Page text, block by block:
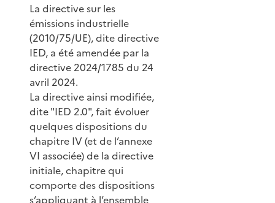
La directive sur les
émissions industrielle
(2010/75/UE), dite directive
IED, a été amendée par la
directive 2024/1785 du 24
avril 2024.
La directive ainsi modifiée,
dite "IED 2.0", fait évoluer
quelques dispositions du
chapitre IV (et de l’annexe
VI associée) de la directive
initiale, chapitre qui
comporte des dispositions
s’appliquant à l’ensemble